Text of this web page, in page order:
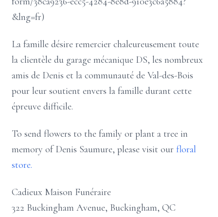
&lng=fr)
La famille désire remercier chaleureusement toute
la clientèle du garage mécanique DS, les nombreux
amis de Denis et la communauté de Val-des-Bois
pour leur soutient envers la famille durant cette
épreuve difficile.
To send flowers to the family or plant a tree in
memory of Denis Saumure, please visit our floral
store.
Cadieux Maison Funéraire
322 Buckingham Avenue, Buckingham, QC